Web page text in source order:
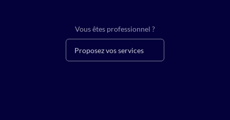
Vous êtes professionnel ?
Proposez vos services